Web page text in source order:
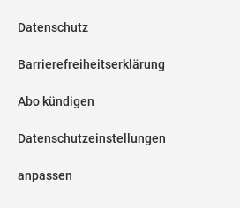
Datenschutz
Barrierefreiheitserklärung
Abo kündigen
Datenschutzeinstellungen
anpassen